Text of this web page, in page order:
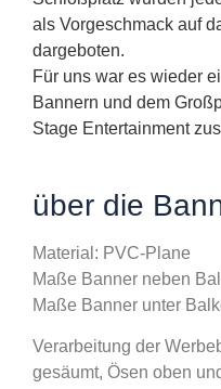
als Vorgeschmack auf
dargeboten.
Für uns war es wieder
Bannern und dem
Stage Entertainment
über die
Material: PVC-Plane
Maße Banner neben
Maße Banner unter
Verarbeitung der
gesäumt, Ösen oben